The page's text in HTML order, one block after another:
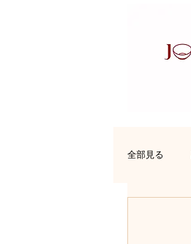
全部見る